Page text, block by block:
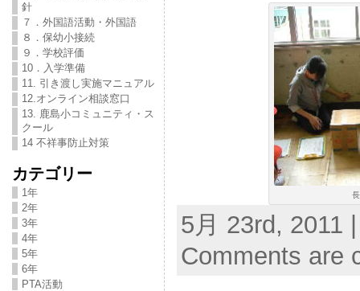
針
７．外国語活動・外国語
８．保幼小接続
９．学校評価
10．入学準備
11. 引き渡し実施マニュアル
12.オンライン相談窓口
13. 鹿島小コミュニティ・ス
クール
14 不祥事防止対策
カテゴリー
1年
2年
3年
4年
5年
6年
PTA活動
5月 23rd, 2011
Comments are